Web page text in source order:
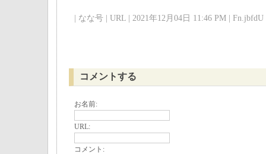
| なな号 | URL | 2021年12月04日 11:46 PM | Fn.jbfdU
コメントする
お名前:
URL:
コメント: